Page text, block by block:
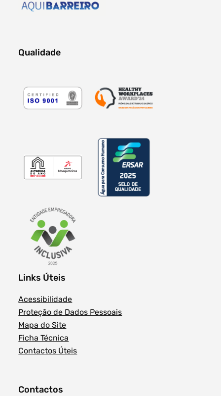
Qualidade
Links Úteis
Acessibilidade
Proteção de Dados Pessoais
Mapa do Site
Ficha Técnica
Contactos Úteis
Contactos